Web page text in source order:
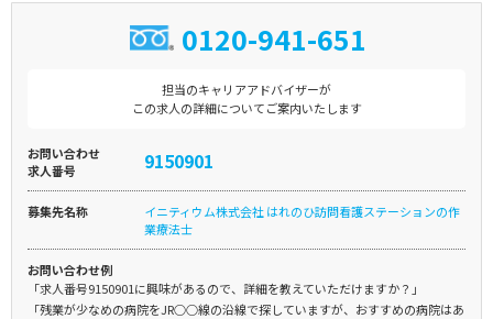
0120-941-651
担当のキャリアアドバイザーが
この求人の詳細についてご案内いたします
お問い合わせ
求人番号
9150901
募集先名称
イニティウム株式会社 はれのひ訪問看護ステーションの作
業療法士
お問い合わせ例
「求人番号9150901に興味があるので、詳細を教えていただけますか？」
「残業が少なめの病院をJR○○線の沿線で探していますが、おすすめの病院はあ